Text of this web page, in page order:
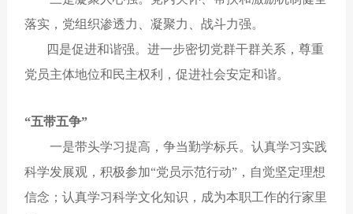
落实，党组织渗透力、凝聚力、战斗力强。
四是促进和谐强。进一步密切党群干群关系，尊重
党员主体地位和民主权利，促进社会安定和谐。
“五带五争”
一是带头学习提高，争当勤学标兵。认真学习实践
科学发展观，积极参加“党员示范行动”，自觉坚定理想
信念；认真学习科学文化知识，成为本职工作的行家里